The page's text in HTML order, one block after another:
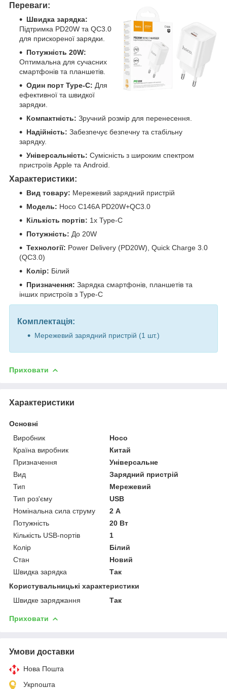
Переваги:
Швидка зарядка:
Підтримка PD20W та QC3.0
для прискореної зарядки.
Потужність 20W:
Оптимальна для сучасних
смартфонів та планшетів.
Один порт Type-C: Для
ефективної та швидкої
зарядки.
Компактність: Зручний розмір для перенесення.
Надійність: Забезпечує безпечну та стабільну
зарядку.
Універсальність: Сумісність з широким спектром
пристроїв Apple та Android.
Характеристики:
Вид товару: Мережевий зарядний пристрій
Модель: Hoco C146A PD20W+QC3.0
Кількість портів: 1x Type-C
Потужність: До 20W
Технології: Power Delivery (PD20W), Quick Charge 3.0
(QC3.0)
Колір: Білий
Призначення: Зарядка смартфонів, планшетів та
інших пристроїв з Type-C
Комплектація:
Мережевий зарядний пристрій (1 шт.)
Приховати
Характеристики
Основні
Виробник
Hoco
Країна виробник
Китай
Призначення
Універсальне
Вид
Зарядний пристрій
Тип
Мережевий
Тип роз'єму
USB
Номінальна сила струму
2 А
Потужність
20 Вт
Кількість USB-портів
1
Колір
Білий
Стан
Новий
Швидка зарядка
Так
Користувальницькі характеристики
Швидке заряджання
Так
Приховати
Умови доставки
Нова Пошта
Укрпошта